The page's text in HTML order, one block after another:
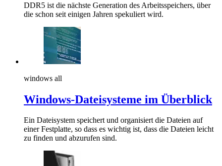
DDR5 ist die nächste Generation des Arbeitsspeichers, über
die schon seit einigen Jahren spekuliert wird.
windows all
Windows-Dateisysteme im Überblick
Ein Dateisystem speichert und organisiert die Dateien auf
einer Festplatte, so dass es wichtig ist, dass die Dateien leicht
zu finden und abzurufen sind.